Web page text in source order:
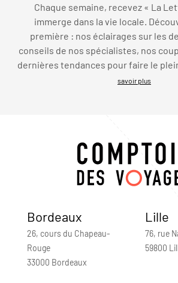
Chaque semaine, recevez « La
immerge dans la vie locale.
première : nos éclairages sur les
conseils de nos spécialistes, nos
dernières tendances pour faire le
savoir plus
Bordeaux
26, cours du Chapeau-
Rouge
33000 Bordeaux
Lille
76, rue
59800